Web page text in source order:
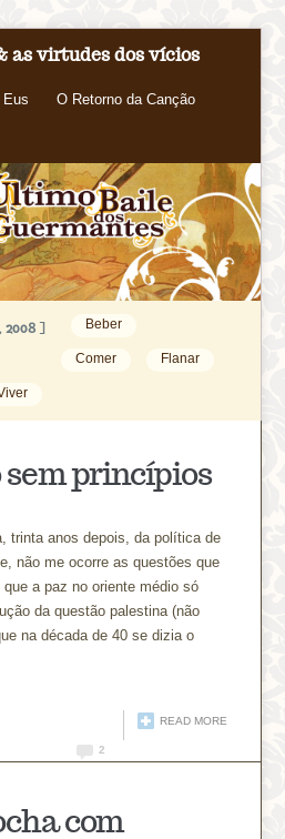
as virtudes dos vícios
Eus O Retorno da Canção
2008 ] Beber
Comer Flanar
princípios
trinta anos depois, da política de
não me ocorre as questões que
a paz no oriente médio só
da questão palestina (não
na década de 40 se dizia o
READ MORE
2
com